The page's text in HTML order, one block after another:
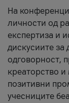
На
личности од
експертиза и
дискусиите за
одговорност,
креаторство
позитивни
учесниците